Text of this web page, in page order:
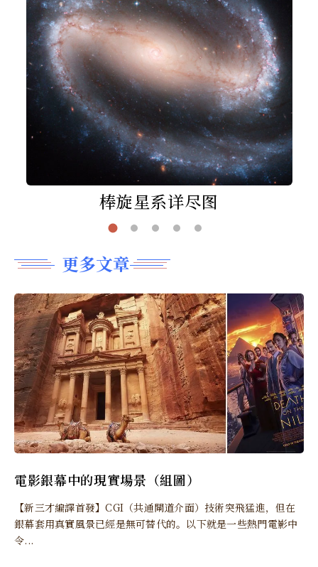
棒旋星系详尽图
更多文章
電影銀幕中的現實場景（組圖）
【新三才編譯首發】CGI（共通閘道介面）技術突飛猛進，但在
銀幕套用真實風景已經是無可替代的。以下就是一些熱門電影中
令...